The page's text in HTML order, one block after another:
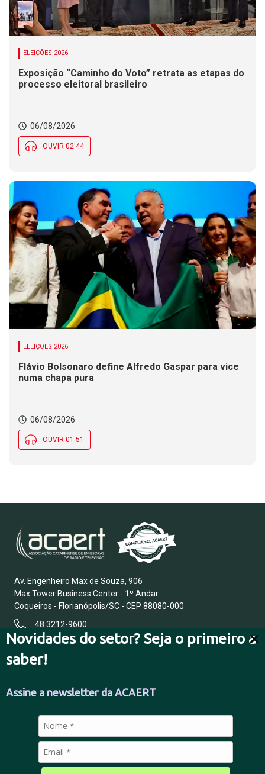
Novidades do setor? Seja o primeiro a
saber!
Assine a newsletter da ACAERT
ELEIÇÕES 2026
Exposição “Caminho do Voto” retrata as etapas do
processo eleitoral brasileiro
06/08/2026
OUVIR 02:44
ELEIÇÕES 2026
Flávio Bolsonaro define Alfredo Gaspar para vice
numa chapa pura
06/08/2026
OUVIR 01:51
Av. Engenheiro Max de Souza, 906
Max Tower Business Center - 1º Andar
Coqueiros - Florianópolis/SC - CEP 88080-000
48 3212-9600
FALE CONOSCO
POLÍTICA DE PRIVACIDADE